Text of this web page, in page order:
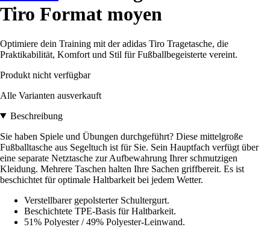
Tiro Format moyen
Optimiere dein Training mit der adidas Tiro Tragetasche, die
Praktikabilität, Komfort und Stil für Fußballbegeisterte vereint.
Produkt nicht verfügbar
Alle Varianten ausverkauft
Beschreibung
Sie haben Spiele und Übungen durchgeführt? Diese mittelgroße
Fußballtasche aus Segeltuch ist für Sie. Sein Hauptfach verfügt über
eine separate Netztasche zur Aufbewahrung Ihrer schmutzigen
Kleidung. Mehrere Taschen halten Ihre Sachen griffbereit. Es ist
beschichtet für optimale Haltbarkeit bei jedem Wetter.
Verstellbarer gepolsterter Schultergurt.
Beschichtete TPE-Basis für Haltbarkeit.
51% Polyester / 49% Polyester-Leinwand.